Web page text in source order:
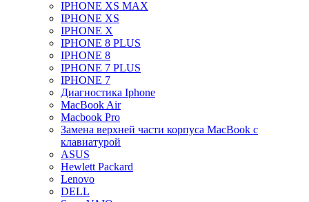
IPHONE XS MAX
IPHONE XS
IPHONE X
IPHONE 8 PLUS
IPHONE 8
IPHONE 7 PLUS
IPHONE 7
Диагностика Iphone
MacBook Air
Macbook Pro
Замена верхней части корпуса MacBook с
клавиатурой
ASUS
Hewlett Packard
Lenovo
DELL